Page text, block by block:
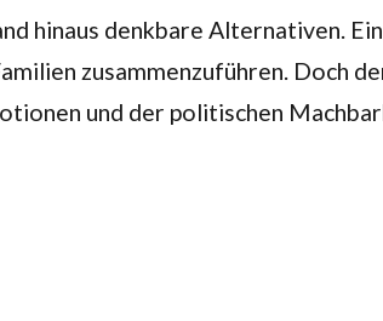
hinaus denkbare Alternativen.
zusammenzuführen. Doch
und der politischen